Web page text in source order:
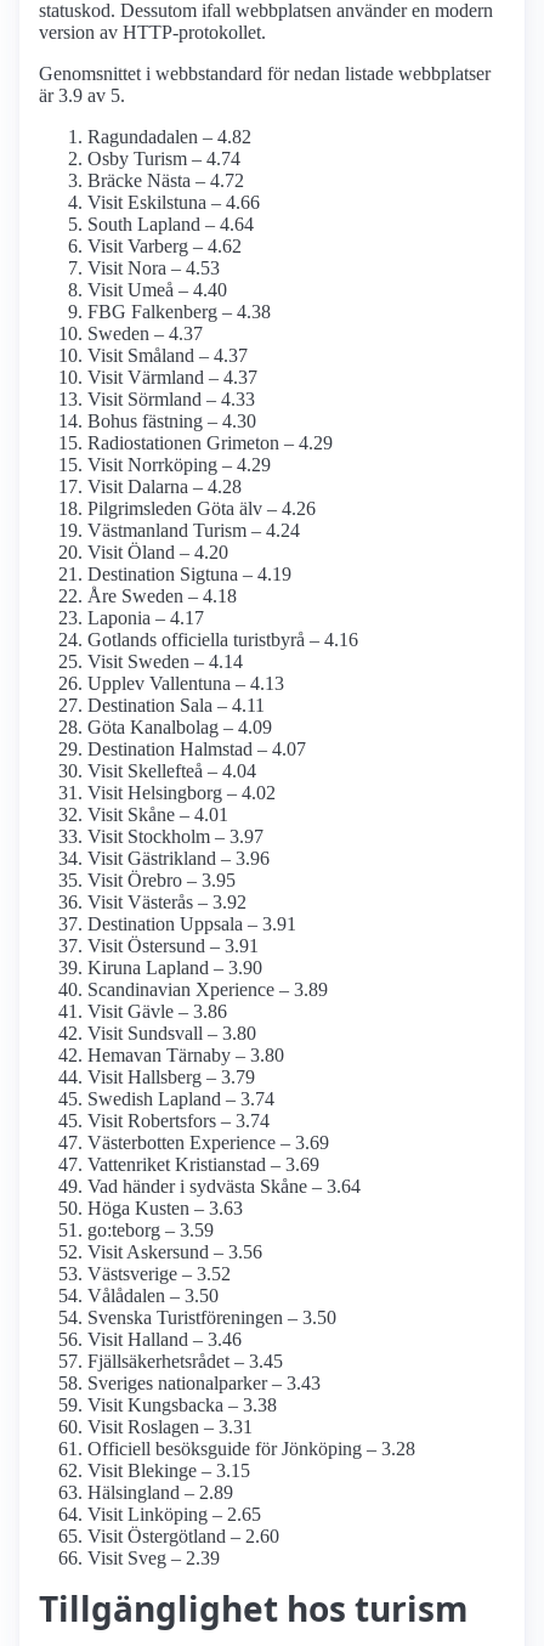
statuskod. Dessutom ifall webbplatsen använder en modern
version av HTTP-protokollet.
Genomsnittet i webbstandard för nedan listade webbplatser
är 3.9 av 5.
Ragundadalen – 4.82
Osby Turism – 4.74
Bräcke Nästa – 4.72
Visit Eskilstuna – 4.66
South Lapland – 4.64
Visit Varberg – 4.62
Visit Nora – 4.53
Visit Umeå – 4.40
FBG Falkenberg – 4.38
Sweden – 4.37
Visit Småland – 4.37
Visit Värmland – 4.37
Visit Sörmland – 4.33
Bohus fästning – 4.30
Radiostationen Grimeton – 4.29
Visit Norrköping – 4.29
Visit Dalarna – 4.28
Pilgrimsleden Göta älv – 4.26
Västmanland Turism – 4.24
Visit Öland – 4.20
Destination Sigtuna – 4.19
Åre Sweden – 4.18
Laponia – 4.17
Gotlands officiella turistbyrå – 4.16
Visit Sweden – 4.14
Upplev Vallentuna – 4.13
Destination Sala – 4.11
Göta Kanalbolag – 4.09
Destination Halmstad – 4.07
Visit Skellefteå – 4.04
Visit Helsingborg – 4.02
Visit Skåne – 4.01
Visit Stockholm – 3.97
Visit Gästrikland – 3.96
Visit Örebro – 3.95
Visit Västerås – 3.92
Destination Uppsala – 3.91
Visit Östersund – 3.91
Kiruna Lapland – 3.90
Scandinavian Xperience – 3.89
Visit Gävle – 3.86
Visit Sundsvall – 3.80
Hemavan Tärnaby – 3.80
Visit Hallsberg – 3.79
Swedish Lapland – 3.74
Visit Robertsfors – 3.74
Västerbotten Experience – 3.69
Vattenriket Kristianstad – 3.69
Vad händer i sydvästa Skåne – 3.64
Höga Kusten – 3.63
go:teborg – 3.59
Visit Askersund – 3.56
Västsverige – 3.52
Vålådalen – 3.50
Svenska Turistföreningen – 3.50
Visit Halland – 3.46
Fjällsäkerhetsrådet – 3.45
Sveriges nationalparker – 3.43
Visit Kungsbacka – 3.38
Visit Roslagen – 3.31
Officiell besöksguide för Jönköping – 3.28
Visit Blekinge – 3.15
Hälsingland – 2.89
Visit Linköping – 2.65
Visit Östergötland – 2.60
Visit Sveg – 2.39
Tillgänglighet hos turism